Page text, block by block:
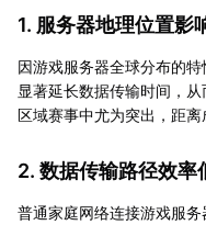
1. 服务器地理位置影
因游戏服务器全球分布的
显著延长数据传输时间，
区域赛事中尤为突出，距离
2. 数据传输路径效率
普通家庭网络连接游戏服